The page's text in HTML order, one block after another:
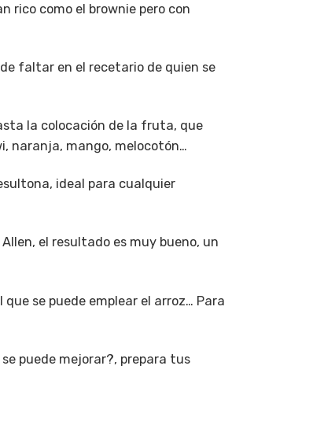
rico como el brownie pero con
faltar en el recetario de quien se
la colocación de la fruta, que
naranja, mango, melocotón…
ideal para cualquier
el resultado es muy bueno, un
se puede emplear el arroz… Para
puede mejorar?, prepara tus